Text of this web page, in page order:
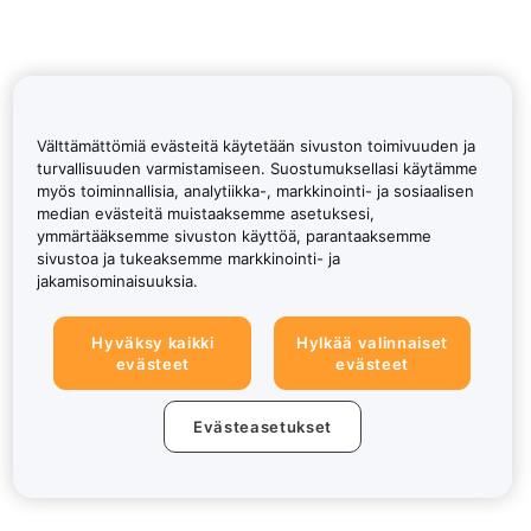
Välttämättömiä evästeitä käytetään sivuston toimivuuden ja
turvallisuuden varmistamiseen. Suostumuksellasi käytämme
myös toiminnallisia, analytiikka-, markkinointi- ja sosiaalisen
median evästeitä muistaaksemme asetuksesi,
ymmärtääksemme sivuston käyttöä, parantaaksemme
sivustoa ja tukeaksemme markkinointi- ja
jakamisominaisuuksia.
Hyväksy kaikki
evästeet
Hylkää valinnaiset
evästeet
Evästeasetukset